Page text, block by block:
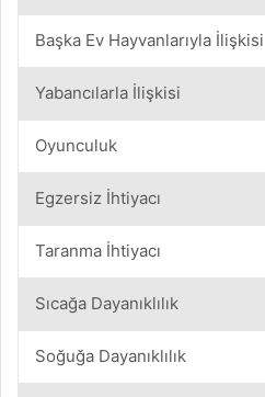
Başka Ev Hayvanlarıyla İlişkisi
Yabancılarla İlişkisi
Oyunculuk
Egzersiz İhtiyacı
Taranma İhtiyacı
Sıcağa Dayanıklılık
Soğuğa Dayanıklılık